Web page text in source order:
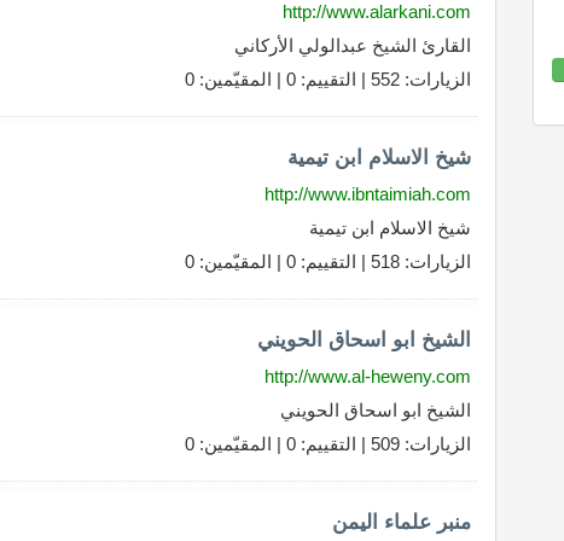
http://www.alarkani.com
القارئ الشيخ عبدالولي الأركاني
الزيارات: 552 | التقييم: 0 | المقيّمين: 0
شيخ الاسلام ابن تيمية
http://www.ibntaimiah.com
شيخ الاسلام ابن تيمية
الزيارات: 518 | التقييم: 0 | المقيّمين: 0
الشيخ ابو اسحاق الحويني
http://www.al-heweny.com
الشيخ ابو اسحاق الحويني
الزيارات: 509 | التقييم: 0 | المقيّمين: 0
منبر علماء اليمن